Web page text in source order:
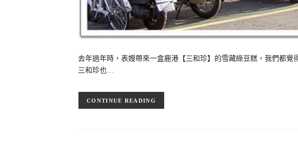
去年過年時，表嫂帶來一盒鹿港【三和珍】的雪藏綠豆糕，我們都覺
三和珍也…
CONTINUE READING